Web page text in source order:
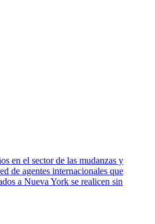
en el sector de las mudanzas y
de agentes internacionales que
a Nueva York se realicen sin